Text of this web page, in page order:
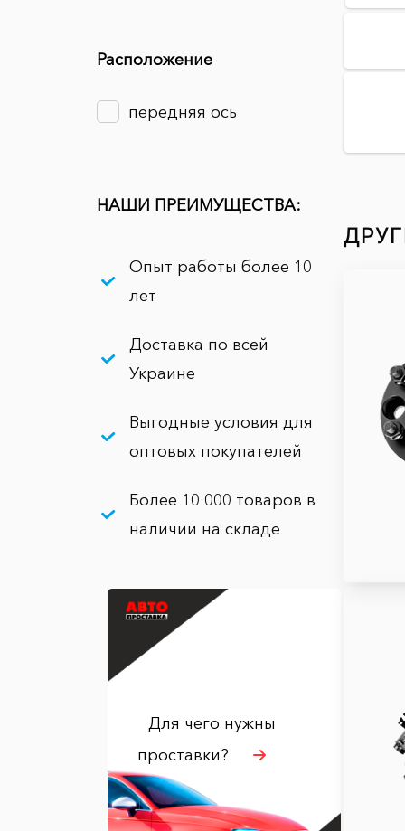
Расположение
передняя ось
НАШИ ПРЕИМУЩЕСТВА:
Опыт работы более 10
лет
Доставка по всей
Украине
Выгодные условия для
оптовых покупателей
Более 10 000 товаров в
наличии на складе
Для чего нужны
проставки?